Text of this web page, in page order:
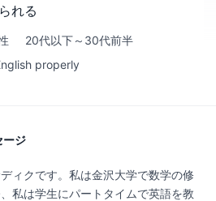
れる
20代以下～30代前半
properly
ージ
ィクです。私は金沢大学で数学の修
私は学生にパートタイムで英語を教